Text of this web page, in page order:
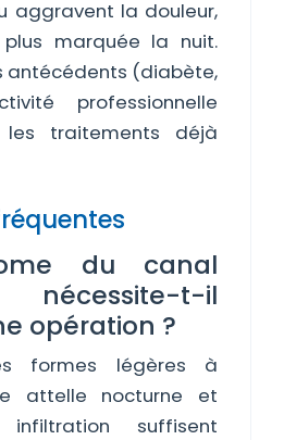
aggravent la douleur,
marquée la nuit.
antécédents (diabète,
professionnelle
traitements déjà
du canal
t-il
opération ?
formes légères à
attelle nocturne et
suffisent